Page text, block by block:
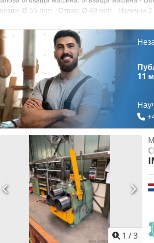
Ø 55 mm - Отвор: Ø 49 mm - Налични
11
1 /3